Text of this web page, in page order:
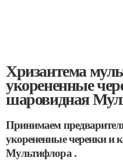
Хризантема
укорененные
шаровидная
Принимаем
укорененные черенки и
Мультифлора.